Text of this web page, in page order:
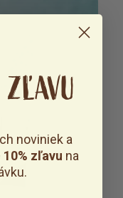
noviniek a
10% zľavu na